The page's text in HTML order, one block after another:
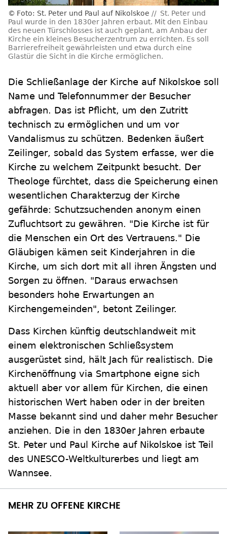
Foto: St. Peter und Paul auf Nikolskoe
St. Peter und
Paul wurde in den 1830er Jahren erbaut. Mit den Einbau
des neuen Türschlosses ist auch geplant, am Anbau der
Kirche ein kleines Besucherzentrum zu errichten. Es soll
Barrierefreiheit gewährleisten und etwa durch eine
Glastür die Sicht in die Kirche ermöglichen.
Die Schließanlage der Kirche auf Nikolskoe soll
Name und Telefonnummer der Besucher
abfragen. Das ist Pflicht, um den Zutritt
technisch zu ermöglichen und um vor
Vandalismus zu schützen. Bedenken äußert
Zeilinger, sobald das System erfasse, wer die
Kirche zu welchem Zeitpunkt besucht. Der
Theologe fürchtet, dass die Speicherung einen
wesentlichen Charakterzug der Kirche
gefährde: Schutzsuchenden anonym einen
Zufluchtsort zu gewähren. "Die Kirche ist für
die Menschen ein Ort des Vertrauens." Die
Gläubigen kämen seit Kinderjahren in die
Kirche, um sich dort mit all ihren Ängsten und
Sorgen zu öffnen. "Daraus erwachsen
besonders hohe Erwartungen an
Kirchengemeinden", betont Zeilinger.
Dass Kirchen künftig deutschlandweit mit
einem elektronischen Schließsystem
ausgerüstet sind, hält Jach für realistisch. Die
Kirchenöffnung via Smartphone eigne sich
aktuell aber vor allem für Kirchen, die einen
historischen Wert haben oder in der breiten
Masse bekannt sind und daher mehr Besucher
anziehen. Die in den 1830er Jahren erbaute
St. Peter und Paul Kirche auf Nikolskoe ist Teil
des UNESCO-Weltkulturerbes und liegt am
Wannsee.
MEHR ZU OFFENE KIRCHE